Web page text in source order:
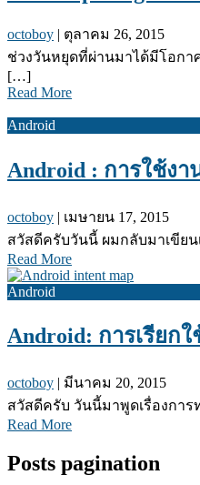
octoboy | ตุลาคม 26, 2015
ช่วงวันหยุดที่ผ่านมาได้มีโอกาศ
[…]
Read More
Android
Android : การใช้งา
octoboy | เมษายน 17, 2015
สวัสดีครับวันนี้ ผมกลับมาเขีย
Read More
Android
Android: การเรียกใ
octoboy | มีนาคม 20, 2015
สวัสดีครับ วันนี้มาพูดเรื่องกา
Read More
Posts pagination